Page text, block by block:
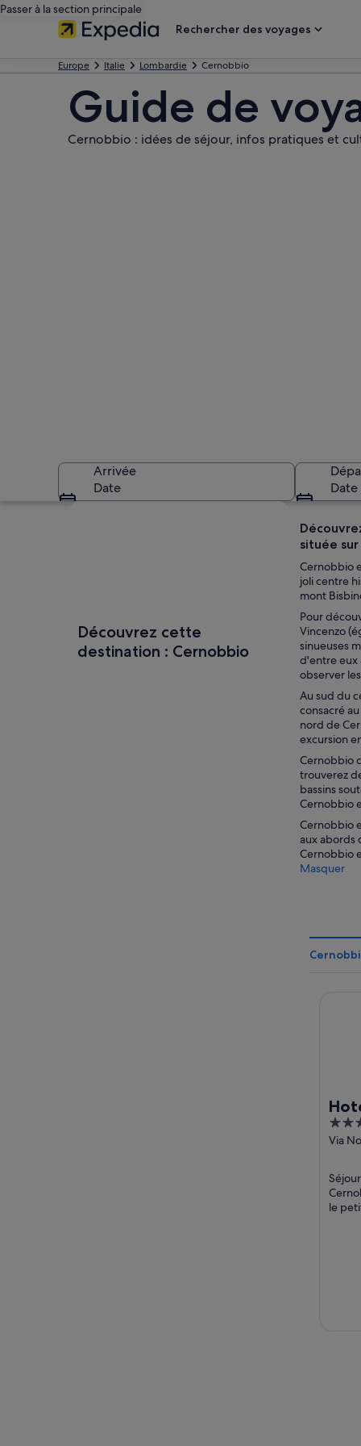
Passer à la section principale
Rechercher des voyages
Europe Italie Lombardie Cernobbio
Guide de
Cernobbio : idées de séjour, infos pratiques et
Un rond-point
Arrivée
Date
Date
Découvrez cette
destination : Cernobbio
située
Cernobbio
joli centre
mont
Pour
Vincenzo
sinueuses
d'entre eux
observer
Au sud du
consacré
nord de
excursion
Cernobbio
trouverez
bassins
Cernobbio
Cernobbio
aux abords
Cernobbio
Masquer
4
out
5
Via
le